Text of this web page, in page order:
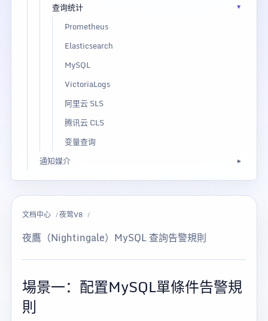
查询统计
Prometheus
Elasticsearch
MySQL
VictoriaLogs
阿里云 SLS
腾讯云 CLS
变量查询
通知媒介
文档中心 夜莺V8
夜鷹（Nightingale）MySQL 查詢告警規則
場景一：配置MySQL單條件告警規
則